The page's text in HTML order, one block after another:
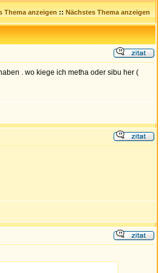
Thema anzeigen :: Nächstes Thema anzeigen
. wo kiege ich metha oder sibu her (